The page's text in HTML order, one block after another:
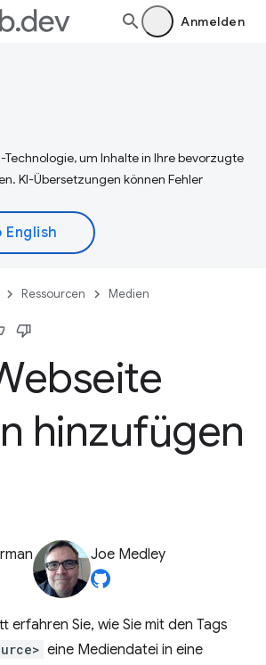
Anmelden
um Inhalte in Ihre bevorzugte
KI-Übersetzungen können Fehler
Ressourcen Medien
hinzufügen
Joe Medley
erfahren Sie, wie Sie mit den Tags
eine Mediendatei in eine